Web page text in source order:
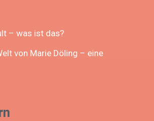
– was ist das?
von Marie Döling – eine